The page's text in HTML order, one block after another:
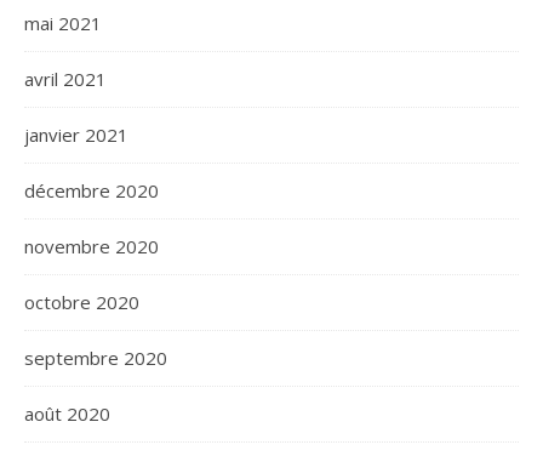
mai 2021
avril 2021
janvier 2021
décembre 2020
novembre 2020
octobre 2020
septembre 2020
août 2020